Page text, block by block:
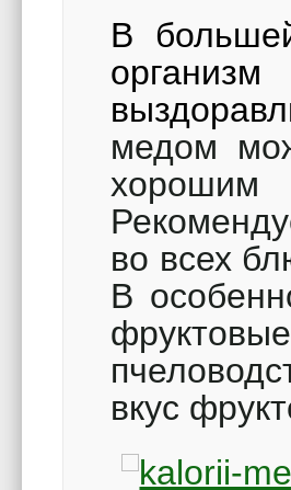
В
медом
хорошим
во всех
В
вкус